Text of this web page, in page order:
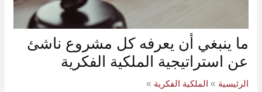
ما ينبغي أن يعرفه كل مشروع ناشئ
عن استراتيجية الملكية الفكرية
الرئيسية
الملكية الفكرية